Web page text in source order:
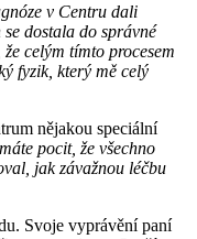
v Centru dali
dostala do správné
celým tímto procesem
fyzik, který mě celý
nějakou speciální
pocit, že všechno
jak závažnou léčbu
Svoje vyprávění paní